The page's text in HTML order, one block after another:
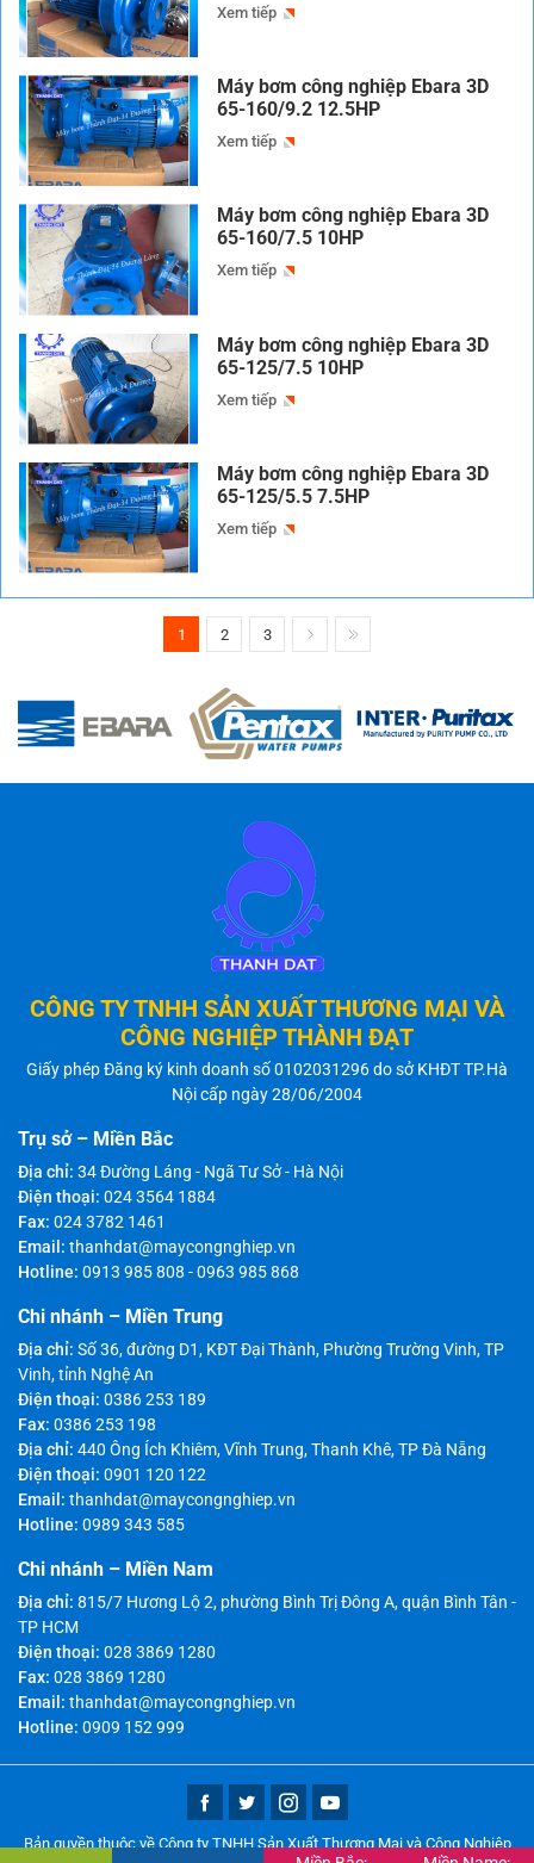
Xem tiếp
Máy bơm công nghiệp Ebara 3D
65-160/9.2 12.5HP
Xem tiếp
Máy bơm công nghiệp Ebara 3D
65-160/7.5 10HP
Xem tiếp
Máy bơm công nghiệp Ebara 3D
65-125/7.5 10HP
Xem tiếp
Máy bơm công nghiệp Ebara 3D
65-125/5.5 7.5HP
Xem tiếp
1 2 3
CÔNG TY TNHH SẢN XUẤT THƯƠNG MẠI VÀ
CÔNG NGHIỆP THÀNH ĐẠT
Giấy phép Đăng ký kinh doanh số 0102031296 do sở KHĐT TP.Hà
Nội cấp ngày 28/06/2004
Trụ sở – Miền Bắc
Địa chỉ: 34 Đường Láng - Ngã Tư Sở - Hà Nội
Điện thoại: 024 3564 1884
Fax: 024 3782 1461
Email: thanhdat@maycongnghiep.vn
Hotline: 0913 985 808 -0963 985 868
Chi nhánh – Miền Trung
Địa chỉ: Số 36, đường D1, KĐT Đại Thành, Phường Trường Vinh, TP
Vinh, tỉnh Nghệ An
Điện thoại: 0386 253 189
Fax: 0386 253 198
Địa chỉ: 440 Ông Ích Khiêm, Vĩnh Trung, Thanh Khê, TP Đà Nẵng
Điện thoại: 0901 120 122
Email: thanhdat@maycongnghiep.vn
Hotline: 0989 343 585
Chi nhánh – Miền Nam
Địa chỉ: 815/7 Hương Lộ 2, phường Bình Trị Đông A, quận Bình Tân -
TP HCM
Điện thoại: 028 3869 1280
Fax: 028 3869 1280
Email: thanhdat@maycongnghiep.vn
Hotline: 0909 152 999
Bản quyền thuộc về Công ty TNHH Sản Xuất Thương Mại và Công Nghiệp